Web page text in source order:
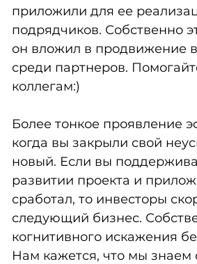
приложили для ее
подрядчиков. Собственно
он вложил в продвижение
среди партнеров.
коллегам:)
Более тонкое проявление
когда вы закрыли свой
новый. Если вы
развитии проекта и
сработал, то инвесторы
следующий бизнес.
когнитивного искажения
Нам кажется, что мы знаем